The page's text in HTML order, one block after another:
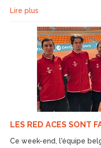
Lire plus
LES RED ACES SONT
Ce week-end, l'équipe